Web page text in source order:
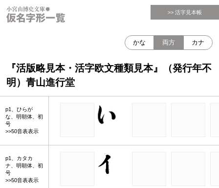
>> 活字見本帳
『活版略見本・活字欧文種類見本』（発行年不
明）青山進行堂
かな 両方 カナ
p1、ひらが
な、明朝体、初
号
>>50音表表示
p1、カタカ
ナ、明朝体、初
号
>>50音表表示